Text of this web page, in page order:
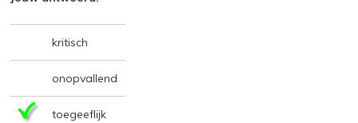
kritisch
onopvallend
toegeeflijk